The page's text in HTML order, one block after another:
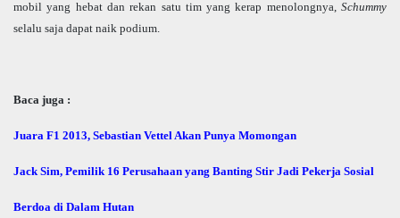
mobil yang hebat dan rekan satu tim yang kerap menolongnya, Schummy
selalu saja dapat naik podium.
Baca juga :
Juara F1 2013, Sebastian Vettel Akan Punya Momongan
Jack Sim, Pemilik 16 Perusahaan yang Banting Stir Jadi Pekerja Sosial
Berdoa di Dalam Hutan